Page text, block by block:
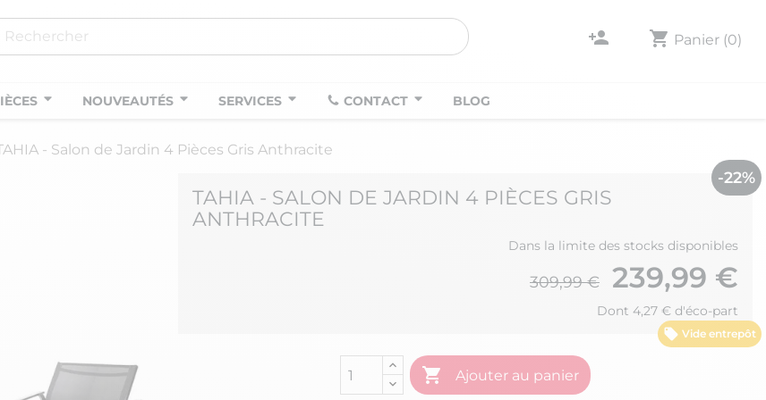
person_add shopping_cart Panier (0)
NOUVEAUTÉS SERVICES CONTACT BLOG
- Salon de Jardin 4 Pièces Gris Anthracite
Vide entrepôt
-22%
TAHIA - SALON DE JARDIN 4 PIÈCES GRIS
ANTHRACITE
Dans la limite des stocks disponibles
309,99 € 239,99 €
Dont 4,27 € d'éco-part
 Ajouter au panier